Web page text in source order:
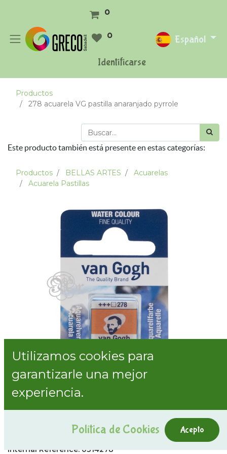
0
0
Identificarse
Español
Productos
278 acuarela VG pastilla anaranjado pyrrole
Este producto también está presente en estas categorías:
Productos BELLAS ARTES
Acuarelas
Acuarela Pastillas
278 acuarela VG pastilla anaranjado
Internal Reference:0314278
Utilizamos cookies para
garantizarle una mejor
experiencia.
Política de Cookies Acepto